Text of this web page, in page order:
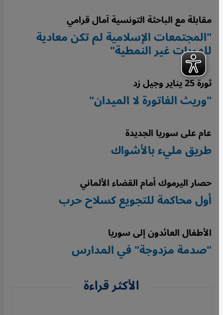
مقابلة مع الباحثة التونسية آمال قرامي
"المجتمعات الإسلامية لم تكن معادية
للهويات غير النمطية"
ثورة 25 يناير وجيل زد
"وريث الفاتورة لا الميدان"
عام على سوريا الجديدة
طريق مليء بالأشواك
حصار اليرموك أمام القضاء الألماني
أول محاكمة للتجويع كسلاح حرب
الأطفال العائدون إلى سوريا
"صدمة مزدوجة" في المدارس
الأكثر قراءة